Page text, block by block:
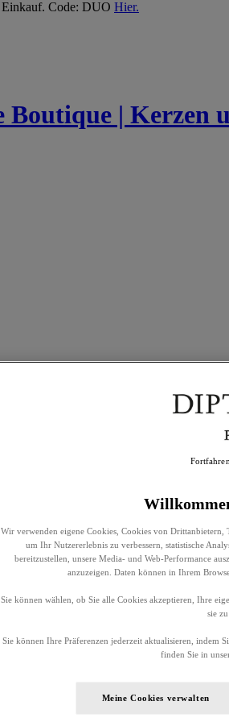
Code: DUO Hier.
| Kerzen
Wir verwenden eigene Cookies, Cookies von
um Ihr Nutzererlebnis zu verbessern, statistische
bereitzustellen, unsere Media- und Web-Performance
anzuzeigen. Daten können in Ihrem
Sie können wählen, ob Sie alle Cookies akzeptieren, Ihre
sie
Sie können Ihre Präferenzen jederzeit aktualisieren, indem
finden Sie in
Meine Cookies verwalten